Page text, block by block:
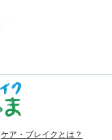
ケア・ブレイクとは？